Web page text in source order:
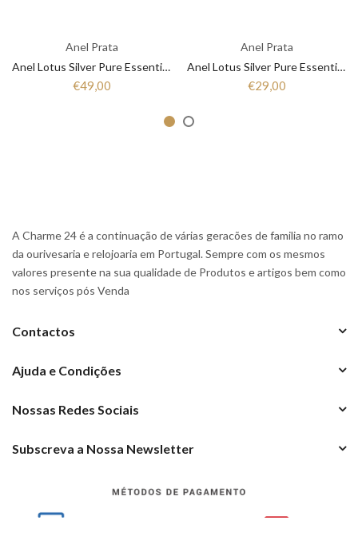
Anel Prata
Anel Lotus Silver Pure Essential LP3446-3/1 Mulher Prata
€49,00
Anel Prata
Anel Lotus Silver Pure Essential LP3443-3/1 Mulher Prata
€29,00
A Charme 24 é a continuação de várias geracões de familia no ramo
da ourivesaria e relojoaria em Portugal. Sempre com os mesmos
valores presente na sua qualidade de Produtos e artigos bem como
nos serviços pós Venda
Contactos
Ajuda e Condições
Nossas Redes Sociais
Subscreva a Nossa Newsletter